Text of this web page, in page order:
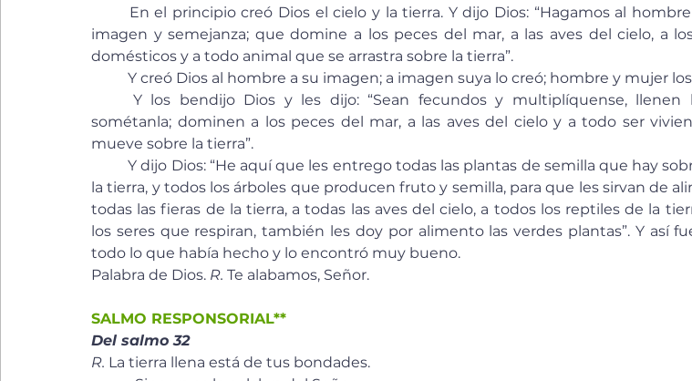
imagen y semejanza; que domine a los peces del mar, a las aves del cielo, a
domésticos y a todo animal que se arrastra sobre la tierra”.
Y creó Dios al hombre a su imagen; a imagen suya lo creó; hombre y mujer los
sométanla; dominen a los peces del mar, a las aves del cielo y a todo ser
mueve sobre la tierra”.
	Y dijo Dios: “He aquí que les entrego todas las plantas de semilla que hay sobre la faz de
la tierra, y todos los árboles que producen fruto y semilla, para que les sirvan de
todas las fieras de la tierra, a todas las aves del cielo, a todos los reptiles de la
los seres que respiran, también les doy por alimento las verdes plantas”. Y así
todo lo que había hecho y lo encontró muy bueno.
Palabra de Dios. R. Te alabamos, Señor.
SALMO RESPONSORIAL**
Del salmo 32
R. La tierra llena está de tus bondades.